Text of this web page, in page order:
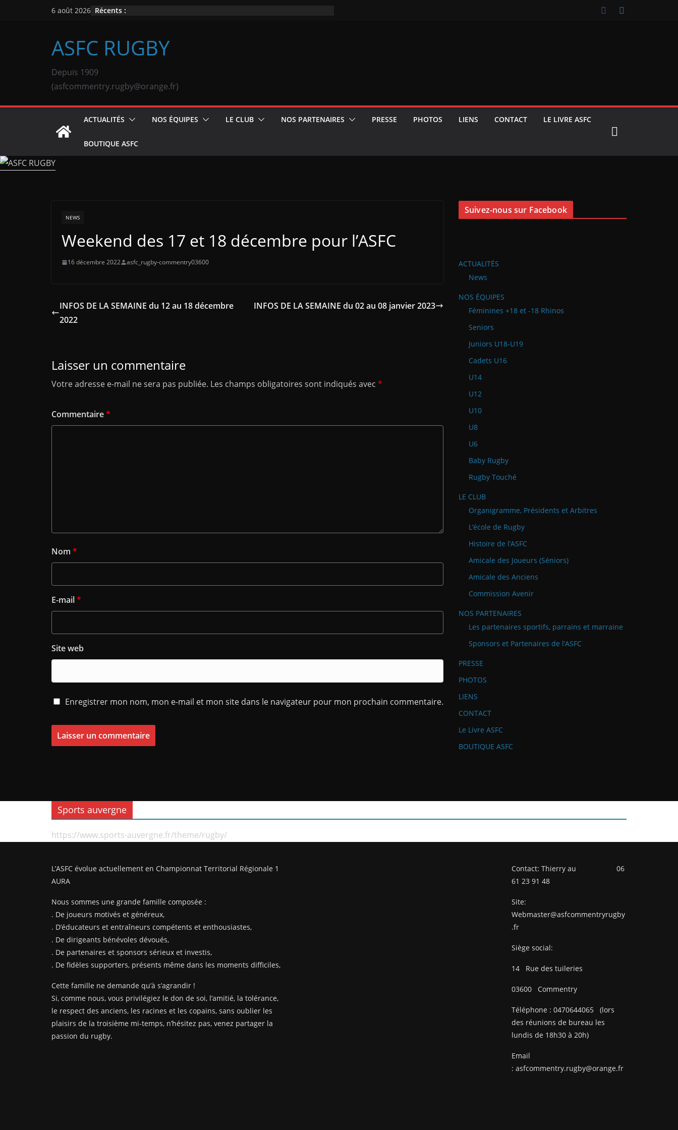
6 août 2026 Récents :
ASFC RUGBY
Depuis 1909
(asfcommentry.rugby@orange.fr)
ACTUALITÉS NOS ÉQUIPES LE CLUB NOS PARTENAIRES PRESSE PHOTOS LIENS CONTACT LE LIVRE ASFC
BOUTIQUE ASFC
NEWS
Weekend des 17 et 18 décembre pour l’ASFC
16 décembre 2022 asfc_rugby-commentry03600
INFOS DE LA SEMAINE du 12 au 18 décembre
2022
INFOS DE LA SEMAINE du 02 au 08 janvier 2023
Laisser un commentaire
Votre adresse e-mail ne sera pas publiée. Les champs obligatoires sont indiqués avec *
Commentaire*
Nom *
E-mail*
Site web
Enregistrer mon nom, mon e-mail et mon site dans le navigateur pour mon prochain commentaire.
Suivez-nous sur Facebook
ACTUALITÉS
News
NOS ÉQUIPES
Féminines +18 et -18 Rhinos
Seniors
Juniors U18-U19
Cadets U16
U14
U12
U10
U8
U6
Baby Rugby
Rugby Touché
LE CLUB
Organigramme, Présidents et Arbitres
L’école de Rugby
Histoire de l’ASFC
Amicale des Joueurs (Séniors)
Amicale des Anciens
Commission Avenir
NOS PARTENAIRES
Les partenaires sportifs, parrains et marraine
Sponsors et Partenaires de l’ASFC
PRESSE
PHOTOS
LIENS
CONTACT
Le Livre ASFC
BOUTIQUE ASFC
Sports auvergne
https://www.sports-auvergne.fr/theme/rugby/
L’ASFC évolue actuellement en Championnat Territorial Régionale 1
AURA
Nous sommes une grande famille composée :
. De joueurs motivés et généreux,
. D’éducateurs et entraîneurs compétents et enthousiastes,
. De dirigeants bénévoles dévoués,
. De partenaires et sponsors sérieux et investis,
. De fidèles supporters, présents même dans les moments difficiles,
Cette famille ne demande qu’à s’agrandir !
Si, comme nous, vous privilégiez le don de soi, l’amitié, la tolérance,
le respect des anciens, les racines et les copains, sans oublier les
plaisirs de la troisième mi-temps, n’hésitez pas, venez partager la
passion du rugby.
Contact: Thierry au 06
61 23 91 48
Site:
Webmaster@asfcommentryrugby
.fr
Siège social:
14 Rue des tuileries
03600 Commentry
Téléphone : 0470644065
(lors
des réunions de bureau les
lundis de 18h30 à 20h)
Email
: asfcommentry.rugby@orange.fr